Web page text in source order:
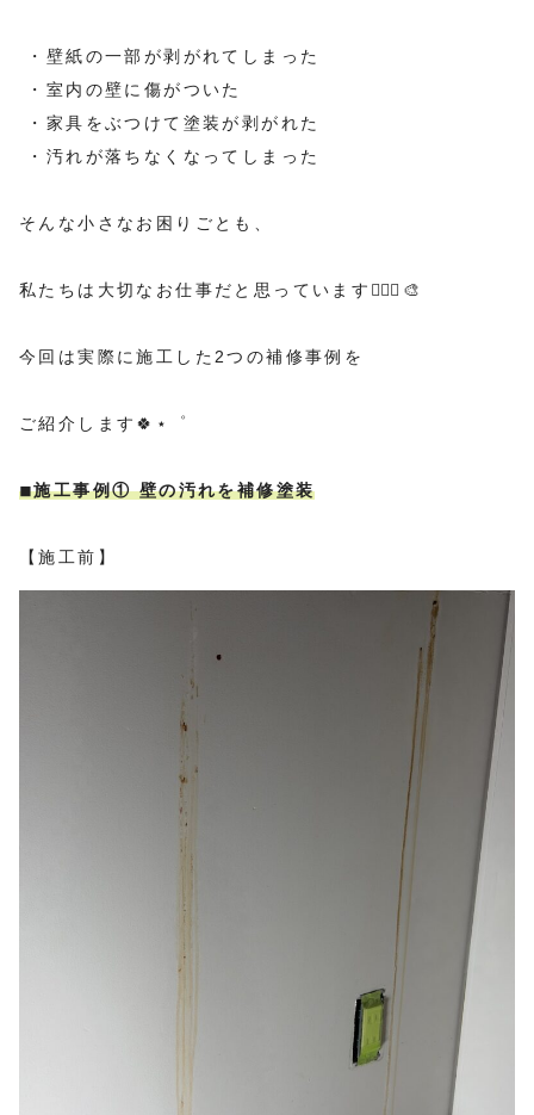
・壁紙の一部が剥がれてしまった
・室内の壁に傷がついた
・家具をぶつけて塗装が剥がれた
・汚れが落ちなくなってしまった
そんな小さなお困りごとも、
私たちは大切なお仕事だと思っています👷🏻‍♀️🎨
今回は実際に施工した2つの補修事例を
ご紹介します🍀⋆゜
◾︎施工事例① 壁の汚れを補修塗装
【施工前】